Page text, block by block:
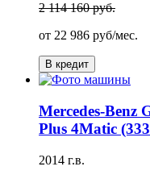
2 114 160 руб.
от 22 986 руб/мес.
В кредит
Mercedes-Benz
Plus 4Matic
2014 г.в.